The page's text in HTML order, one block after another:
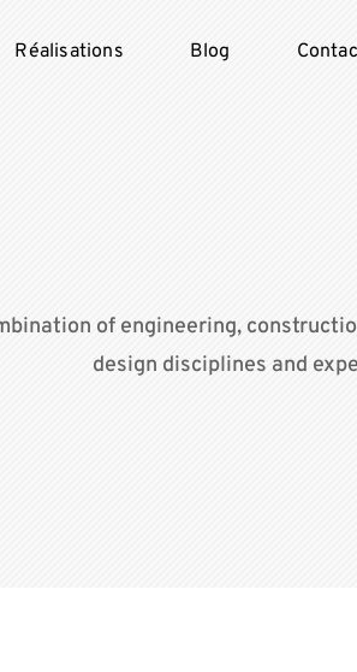
Réalisations Blog
of engineering,
design disciplines and